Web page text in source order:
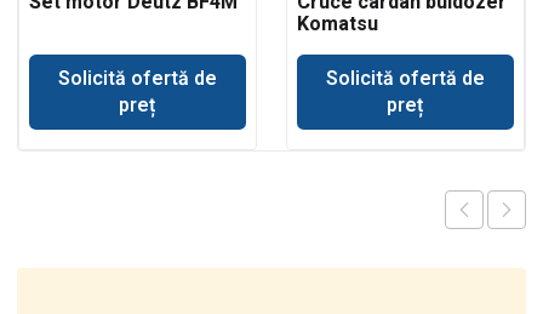
Solicită ofertă de
preț
Komatsu
Solicită ofertă de
preț